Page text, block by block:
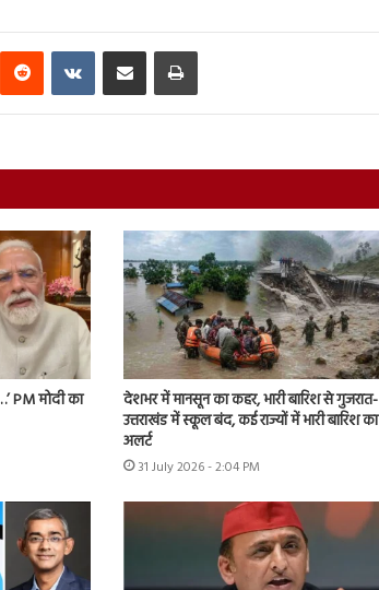
Reddit VKontakteShare via Email Print
PM मोदी का
देशभर में मानसून का कहर, भारी बारिश से गुजरात-
उत्तराखंड में स्कूल बंद, कई राज्यों में भारी बारिश का
अलर्ट
31 July 2026 - 2:04 PM